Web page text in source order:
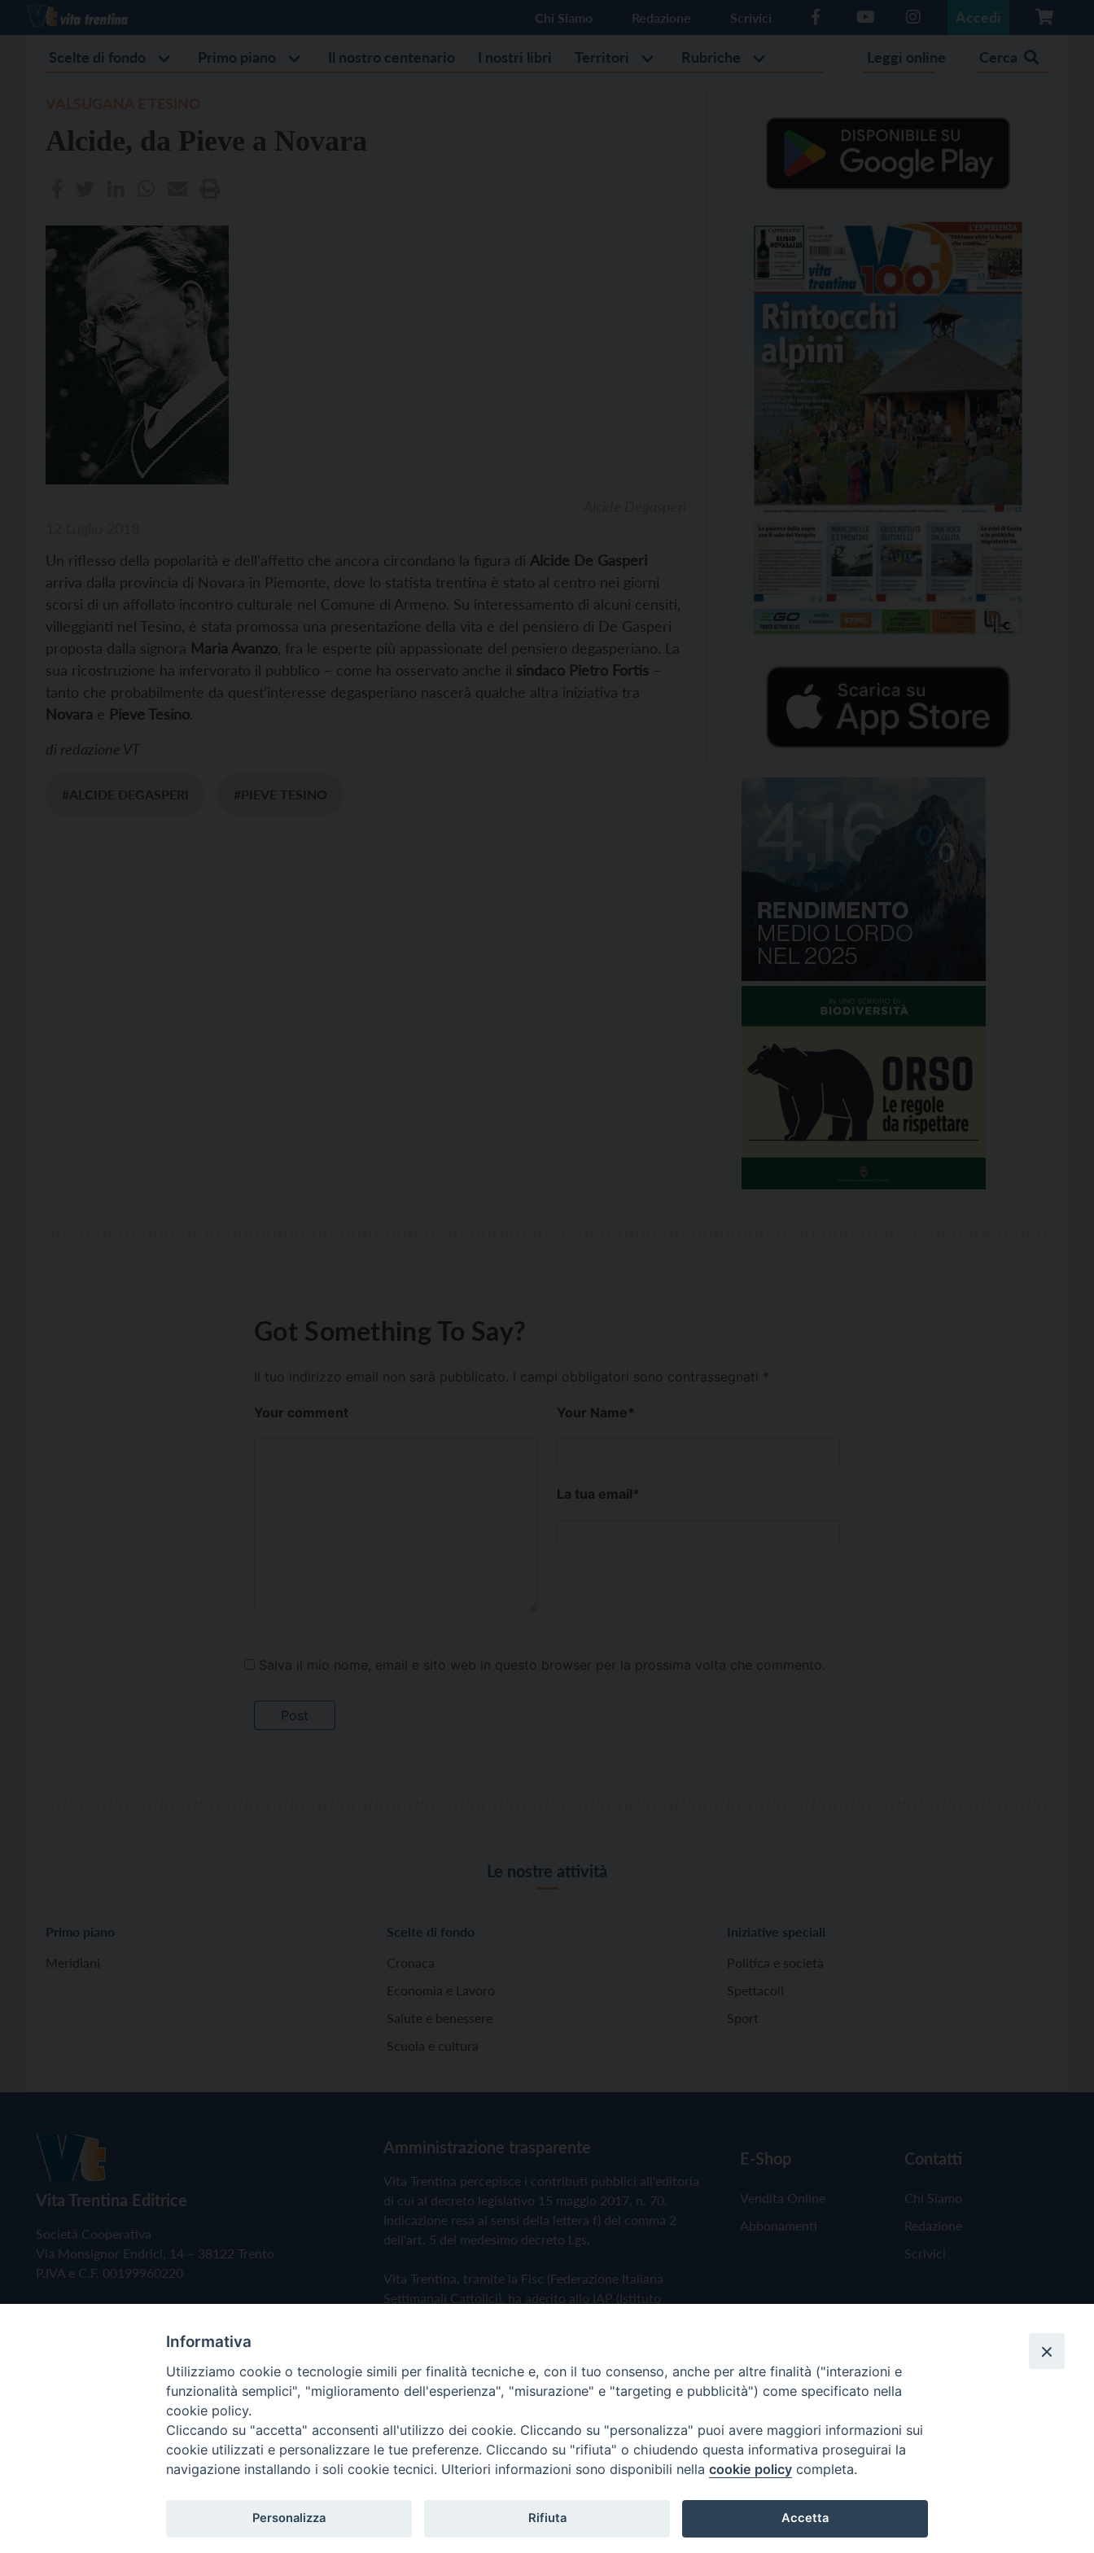
Chi Siamo Redazione Scrivici Accedi
Scelte di fondo Primo piano Il nostro centenario I nostri libri Territori Rubriche Leggi online Cerca
Alcide, da Pieve a Novara
Un riflesso della popolarità e dell’affetto che ancora circondano la figura di Alcide De Gasperi
arriva dalla provincia di Novara in Piemonte, dove lo statista trentina è stato al centro nei giorni
scorsi di un affollato incontro culturale nel Comune di Armeno. Su interessamento di alcuni censiti,
villeggianti nel Tesino, è stata promossa una presentazione della vita e del pensiero di De Gasperi
proposta dalla signora Maria Avanzo , fra le esperte più appassionate del pensiero degasperiano. La
sua ricostruzione ha infervorato il pubblico – come ha osservato anche il sindaco Pietro Fortis –
tanto che probabilmente da quest’interesse degasperiano nascerà qualche altra iniziativa tra
Novara e Pieve Tesino.
di redazione VT
#ALCIDE DEGASPERI #PIEVE TESINO
Got Something To Say?
Il tuo indirizzo email non sarà pubblicato. I campi obbligatori sono contrassegnati *
Your comment Your Name*
La tua email*
Salva il mio nome, email e sito web in questo browser per la prossima volta che commento.
Le nostre attività
Primo piano
Meridiani
Scelte di fondo
Cronaca
Economia e Lavoro
Salute e benessere
Scuola e cultura
Iniziative speciali
Politica e società
Spettacoli
Sport
Vita Trentina Editrice
Società Cooperativa
Via Monsignor Endrici, 14 – 38122 Trento
P.IVA e C.F. 00199960220
Amministrazione trasparente
Vita Trentina percepisce i contributi pubblici all'editoria
di cui al decreto legislativo 15 maggio 2017, n. 70.
Indicazione resa ai sensi della lettera f) del comma 2
dell'art. 5 del medesimo decreto Lgs.
Vita Trentina, tramite la Fisc (Federazione Italiana
Settimanali Cattolici), ha aderito allo IAP (Istituto
Privacy Policy Cookie Policy
E-Shop
Vendita Online
Abbonamenti
Contatti
Chi Siamo
Redazione
Scrivici
Copyright © 2019 - Tutti i diritti riservati - Vita Trentina Editrice
Informativa
Utilizziamo cookie o tecnologie simili per finalità tecniche e, con il tuo consenso, anche per altre finalità ("interazioni e
funzionalità semplici", "miglioramento dell'esperienza", "misurazione" e "targeting e pubblicità") come specificato nella
cookie policy.
Cliccando su "accetta" acconsenti all'utilizzo dei cookie. Cliccando su "personalizza" puoi avere maggiori informazioni sui
cookie utilizzati e personalizzare le tue preferenze. Cliccando su "rifiuta" o chiudendo questa informativa proseguirai la
navigazione installando i soli cookie tecnici. Ulteriori informazioni sono disponibili nella cookie policy completa.
Personalizza Rifiuta Accetta